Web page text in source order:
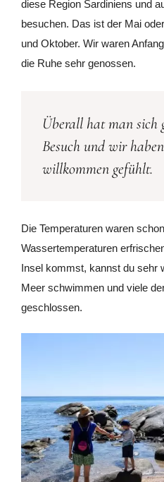
diese Region Sardiniens und
besuchen. Das ist der Mai
und Oktober. Wir waren
die Ruhe sehr genossen.
Überall hat man sich
Besuch und wir
willkommen gefühlt.
Die Temperaturen waren
Wassertemperaturen
Insel kommst, kannst du sehr
Meer schwimmen und viele
geschlossen.